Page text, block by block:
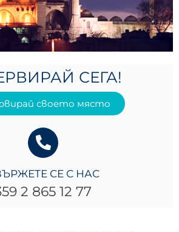
СЕГА!
своето място
СЕ С НАС
2 865 12 77